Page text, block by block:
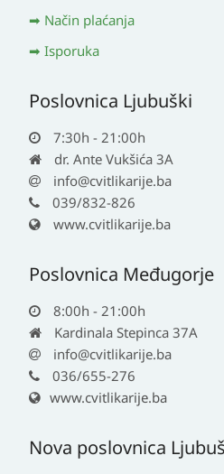
Način plaćanja
Isporuka
Poslovnica Ljubuški
7:30h - 21:00h
dr. Ante Vukšića 3A
info@cvitlikarije.ba
039/832-826
www.cvitlikarije.ba
Poslovnica Međugorje
8:00h - 21:00h
Kardinala Stepinca 37A
info@cvitlikarije.ba
036/655-276
www.cvitlikarije.ba
Nova poslovnica